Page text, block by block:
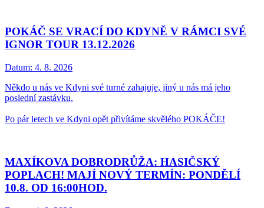
POKÁČ SE VRACÍ DO KDYNĚ V RÁMCI SVÉ
IGNOR TOUR 13.12.2026
Datum: 4. 8. 2026
Někdo u nás ve Kdyni své turné zahajuje, jiný u nás má jeho
poslední zastávku.
Po pár letech ve Kdyni opět přivítáme skvělého POKÁČE!
MAXÍKOVA DOBRODRŮŽA: HASIČSKÝ
POPLACH! MAJÍ NOVÝ TERMÍN: PONDĚLÍ
10.8. OD 16:00HOD.